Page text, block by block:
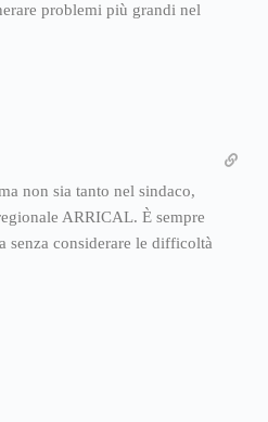
problemi più grandi nel
non sia tanto nel sindaco,
ARRICAL. È sempre
senza considerare le difficoltà